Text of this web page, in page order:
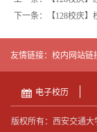
下一条：【128校庆】
友情链接： 校内网站链
电子校历
版权所有：西安交通